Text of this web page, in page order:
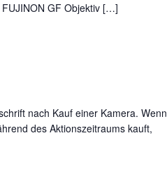
GF Objektiv […]
nach Kauf einer Kamera. Wenn
des Aktionszeitraums kauft,